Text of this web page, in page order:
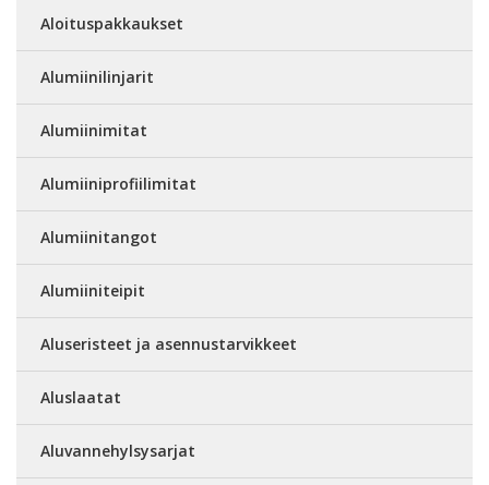
Aloituspakkaukset
Alumiinilinjarit
Alumiinimitat
Alumiiniprofiilimitat
Alumiinitangot
Alumiiniteipit
Aluseristeet ja asennustarvikkeet
Aluslaatat
Aluvannehylsysarjat